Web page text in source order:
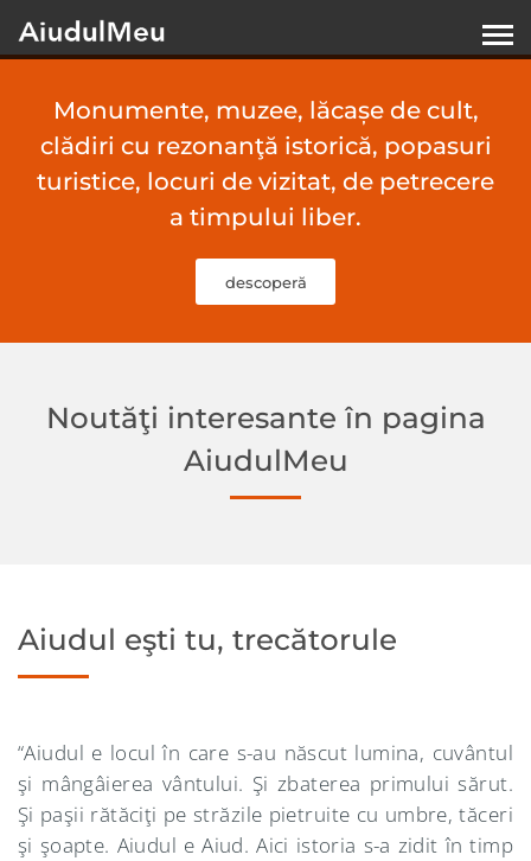
Monumente, muzee, lăcașe de cult,
clădiri cu rezonanţă istorică, popasuri
turistice, locuri de vizitat, de petrecere
a timpului liber.
descoperă
Noutăţi interesante în pagina
AiudulMeu
Aiudul eşti tu, trecătorule
“Aiudul e locul în care s-au născut lumina, cuvântul
şi mângâierea vântului. Şi zbaterea primului sărut.
Şi paşii rătăciţi pe străzile pietruite cu umbre, tăceri
şi şoapte. Aiudul e Aiud. Aici istoria s-a zidit în timp